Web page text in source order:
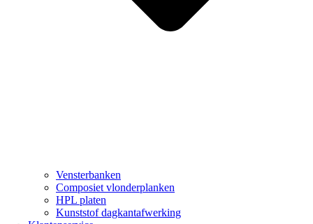
Vensterbanken
Composiet vlonderplanken
HPL platen
Kunststof dagkantafwerking